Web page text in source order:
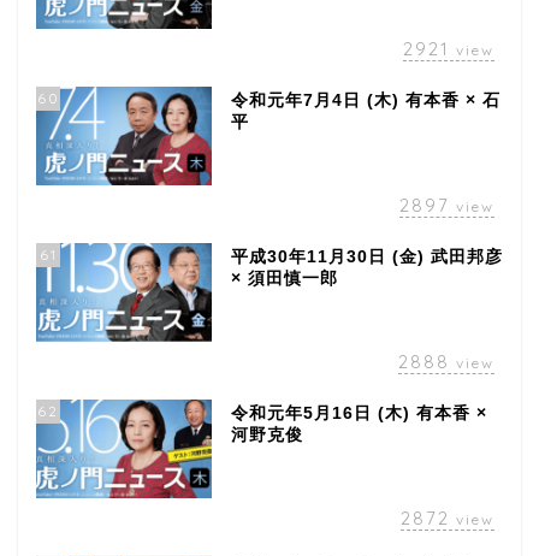
2921 view
60
令和元年7月4日 (木) 有本香 × 石
平
2897 view
61
平成30年11月30日 (金) 武田邦彦
× 須田慎一郎
2888 view
62
令和元年5月16日 (木) 有本香 ×
河野克俊
2872 view